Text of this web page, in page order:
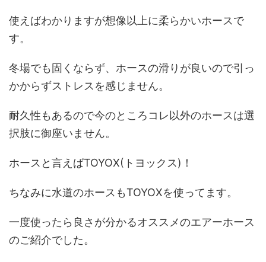
使えばわかりますが想像以上に柔らかいホースで
す。
冬場でも固くならず、ホースの滑りが良いので引っ
かからずストレスを感じません。
耐久性もあるので今のところコレ以外のホースは選
択肢に御座いません。
ホースと言えばTOYOX(トヨックス)！
ちなみに水道のホースもTOYOXを使ってます。
一度使ったら良さが分かるオススメのエアーホース
のご紹介でした。